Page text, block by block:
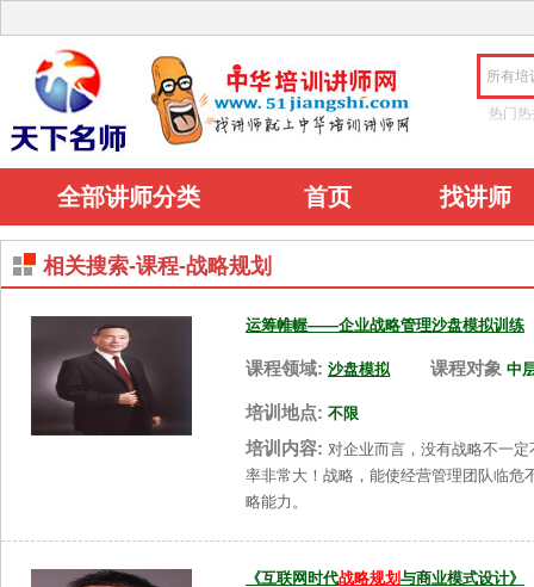
所有培
热门
全部讲师分类 首页 找讲师
相关搜索-课程-战略规划
运筹帷幄——企业战略管理沙盘模拟训练
课程领域: 沙盘模拟 课程对象 中
培训地点: 不限
培训内容: 对企业而言，没有战略不一
率非常大！战略，能使经营管理团队临
略能力。
《互联网时代战略规划与商业模式设计》